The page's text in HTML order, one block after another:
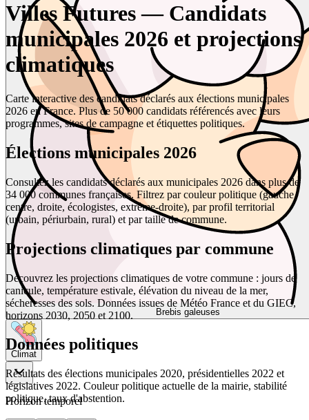
Brebis galeuses
Climat
Horizon temporel
Villes Futures — Candidats
municipales 2026 et projections
climatiques
Carte interactive des candidats déclarés aux élections municipales
2026 en France. Plus de 50 000 candidats référencés avec leurs
programmes, sites de campagne et étiquettes politiques.
Élections municipales 2026
Consultez les candidats déclarés aux municipales 2026 dans plus de
34 000 communes françaises. Filtrez par couleur politique (gauche,
centre, droite, écologistes, extrême-droite), par profil territorial
(urbain, périurbain, rural) et par taille de commune.
Projections climatiques par commune
Découvrez les projections climatiques de votre commune : jours de
canicule, température estivale, élévation du niveau de la mer,
sécheresses des sols. Données issues de Météo France et du GIEC,
horizons 2030, 2050 et 2100.
Données politiques
Résultats des élections municipales 2020, présidentielles 2022 et
législatives 2022. Couleur politique actuelle de la mairie, stabilité
politique, taux d'abstention.